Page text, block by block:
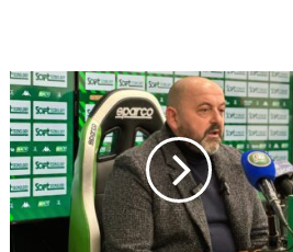
Primavera,
quanti
talenti
pronti
per
la
Serie